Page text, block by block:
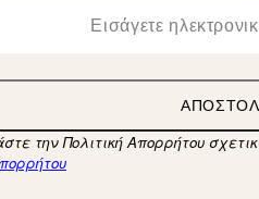
την Πολιτική Απορρήτου